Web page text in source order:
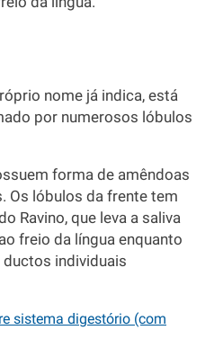
nome já indica, está
por numerosos lóbulos
forma de amêndoas
Os lóbulos da frente tem
Ravino, que leva a saliva
freio da língua enquanto
individuais
sistema digestório (com